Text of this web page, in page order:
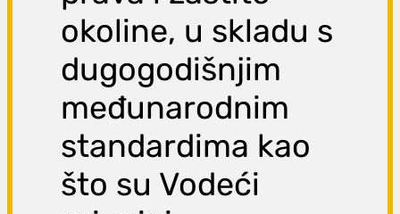
okoline, u skladu s
dugogodišnjim
međunarodnim
standardima kao
što su Vodeći